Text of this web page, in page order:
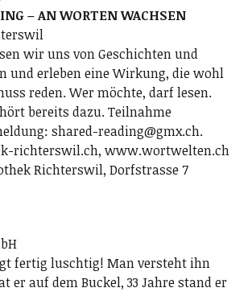
– AN WORTEN WACHSEN
wir uns von Geschichten und
und erleben eine Wirkung, die wohl
reden. Wer möchte, darf lesen.
bereits dazu. Teilnahme
shared-reading@gmx.ch.
richterswil.ch, www.wortwelten.ch
Richterswil, Dorfstrasse 7
fertig luschtig! Man versteht ihn
er auf dem Buckel, 33 Jahre stand er